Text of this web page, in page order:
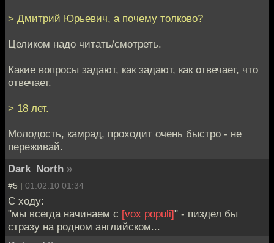
> Дмитрий Юрьевич, а почему толково?
Целиком надо читать/смотреть.
Какие вопросы задают, как задают, как отвечает, что
отвечает.
> 18 лет.
Молодость, камрад, проходит очень быстро - не
переживай.
Dark_North »
#5 | 01.02.10 01:34
C ходу:
"мы всегда начинаем с [vox populi]" - пиздел бы
стразу на родном английском...